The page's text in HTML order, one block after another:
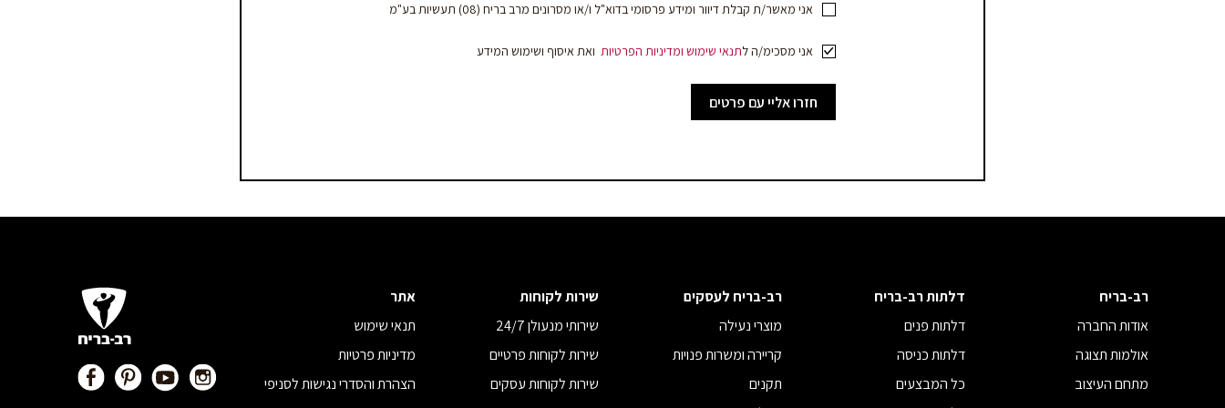
אני מאשר/ת קבלת דיוור ומידע פרסומי בדוא"ל ו/או מסרונים מרב בריח (08) תעשיות בע"מ
אני מסכימ/ה לתנאי שימוש ומדיניות הפרטיות ואת איסוף ושימוש המידע
חזרו אליי עם פרטים
רב-בריח
אודות החברה
אולמות תצוגה
מתחם העיצוב
דלתות רב-בריח
דלתות פנים
דלתות כניסה
כל המבצעים
רב-בריח לעסקים
מוצרי נעילה
קריירה ומשרות פנויות
תקנים
שירות לקוחות
שירותי מנעולן 24/7
שירות לקוחות פרטיים
שירות לקוחות עסקים
אתר
תנאי שימוש
מדיניות פרטיות
הצהרת והסדרי נגישות לסניפי